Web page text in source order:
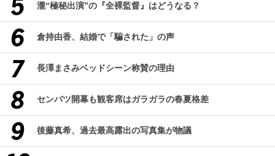
瀧“極秘出演”の『全裸監督』はどうなる？
倉持由香、結婚で「騙された」の声
長澤まさみベッドシーン称賛の理由
センバツ開幕も観客席はガラガラの春夏格差
後藤真希、過去最高露出の写真集が物議